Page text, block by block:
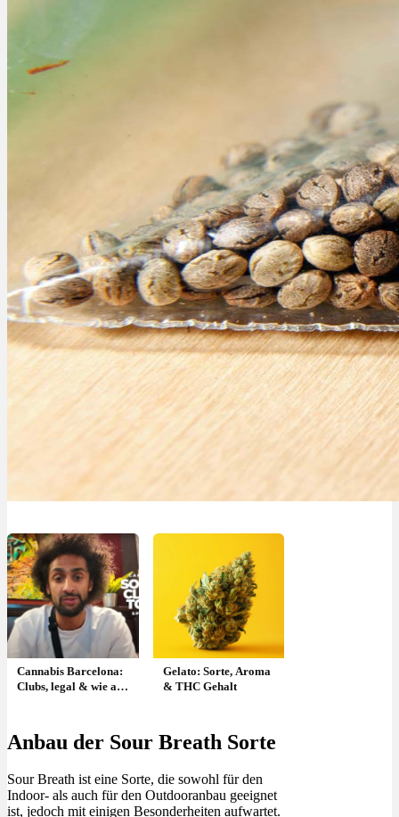
Cannabis Barcelona:
Clubs, legal & wie als
Gelato: Sorte, Aroma
& THC Gehalt
Anbau der Sour Breath Sorte
Sour Breath ist eine Sorte, die sowohl für den
Indoor- als auch für den Outdooranbau geeignet
ist, jedoch mit einigen Besonderheiten aufwartet.